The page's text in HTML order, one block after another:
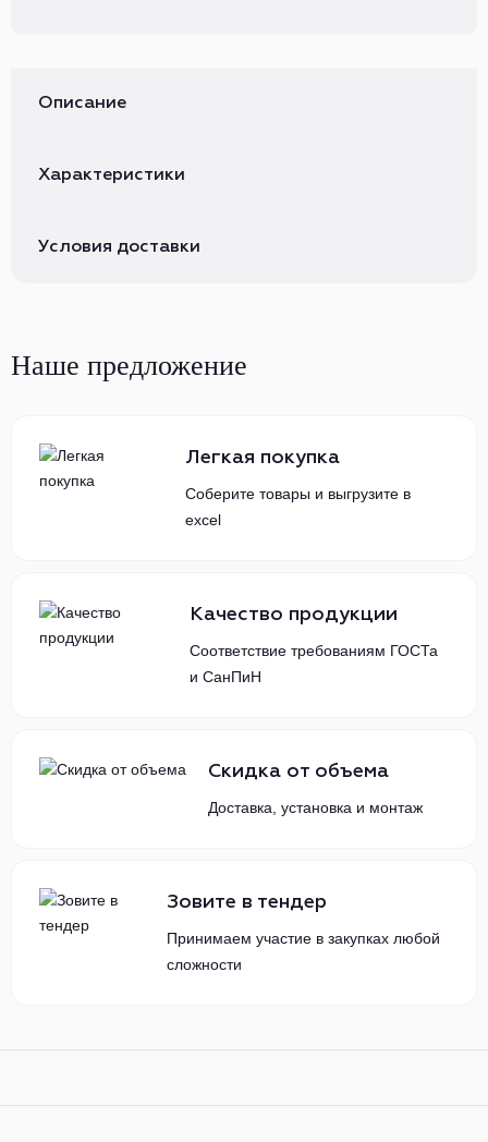
Описание
Характеристики
Условия доставки
Наше предложение
Легкая покупка
Соберите товары и выгрузите в
excel
Качество продукции
Соответствие требованиям ГОСТа
и СанПиН
Скидка от объема
Доставка, установка и монтаж
Зовите в тендер
Принимаем участие в закупках любой
сложности